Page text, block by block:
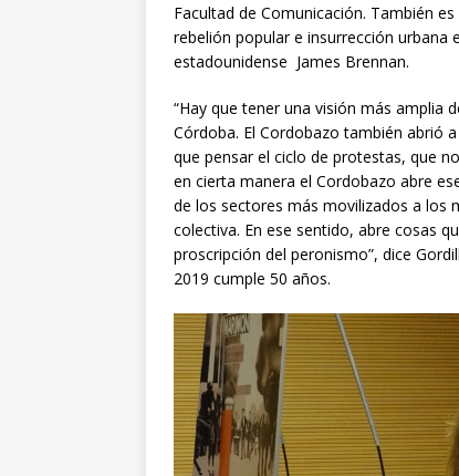
Facultad de Comunicación. También
rebelión popular e insurrección urbana
estadounidense James Brennan.
“Hay que tener una visión más amplia
Córdoba. El Cordobazo también abrió
que pensar el ciclo de protestas, que
en cierta manera el Cordobazo abre
de los sectores más movilizados a los
colectiva. En ese sentido, abre cosas
proscripción del peronismo”, dice
2019 cumple 50 años.